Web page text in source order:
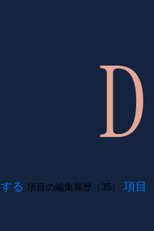
る 項目の編集履歴（35）
項目